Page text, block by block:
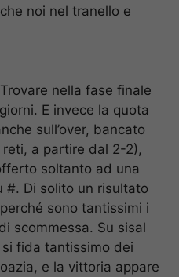
noi nel tranello e
nella fase finale
E invece la quota
sull’over, bancato
a partire dal 2-2),
soltanto ad una
#. Di solito un risultato
sono tantissimi i
scommessa. Su sisal
si fida tantissimo dei
e la vittoria appare